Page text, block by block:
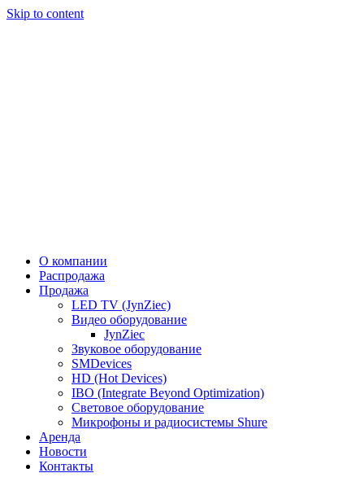
Skip to content
О компании
Распродажа
Продажа
LED TV (JynZiec)
Видео оборудование
JynZiec
Звуковое оборудование
SMDevices
HD (Hot Devices)
IBO (Integrate Beyond Optimization)
Световое оборудование
Микрофоны и радиосистемы Shure
Аренда
Новости
Контакты